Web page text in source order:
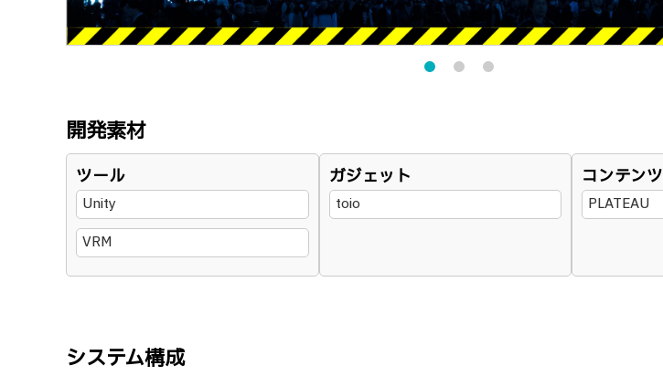
開発素材
ツール
Unity
VRM
ガジェット
toio
コンテンツ
PLATEAU
システム構成